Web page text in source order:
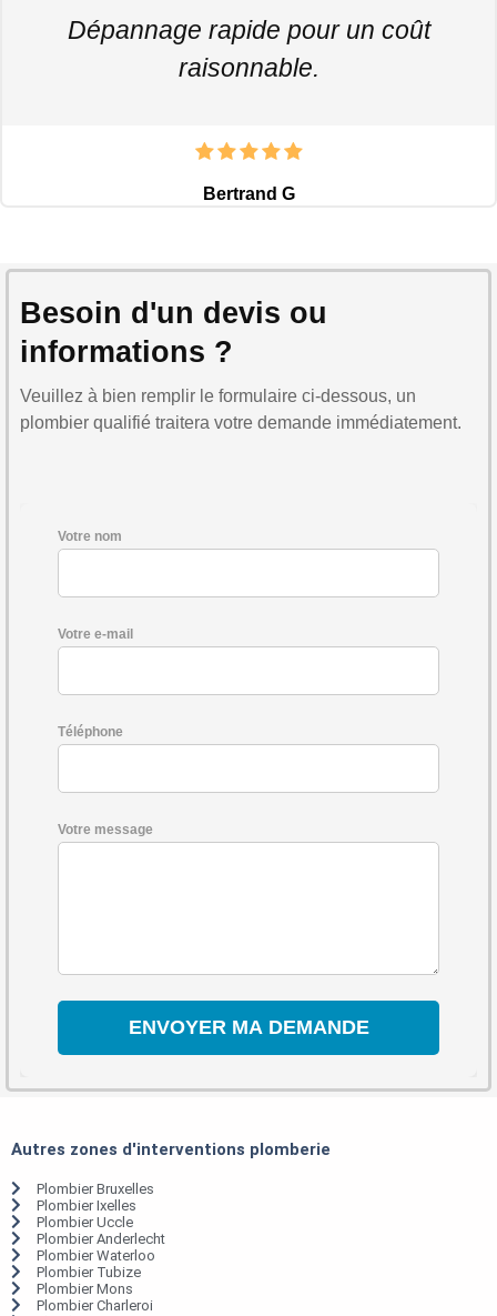
Dépannage rapide pour un coût
raisonnable.
Bertrand G
Besoin d'un devis ou
informations ?
Veuillez à bien remplir le formulaire ci-dessous, un
plombier qualifié traitera votre demande immédiatement.
Votre nom
Votre e-mail
Téléphone
Votre message
Autres zones d'interventions plomberie
Plombier Bruxelles
Plombier Ixelles
Plombier Uccle
Plombier Anderlecht
Plombier Waterloo
Plombier Tubize
Plombier Mons
Plombier Charleroi